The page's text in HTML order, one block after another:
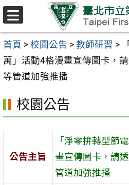
跳至主要內容區
首頁 > 校園公告 > 教師研習 >
萬」活動4格漫畫宣傳圖卡，
等管道加強推播
校園公告
公告主旨
「淨零拚轉型節
畫宣傳圖卡，請
管道加強推播
選
單